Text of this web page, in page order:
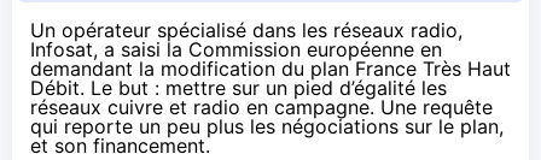
Un opérateur spécialisé dans les réseaux radio,
Infosat, a saisi la Commission européenne en
demandant la modification du plan France Très Haut
Débit. Le but : mettre sur un pied d’égalité les
réseaux cuivre et radio en campagne. Une requête
qui reporte un peu plus les négociations sur le plan,
et son financement.